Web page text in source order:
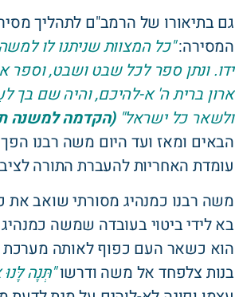
גם בתיאורו של הרמב"ם לתהליך
המסירה:"כל המצוות שניתנו לו
ידו. ונתן ספר לכל שבט ושבט,
ארון ברית ה' א-להיכם, והיה שם בך
ולשאר כל ישראל"(הקדמה למשנה
הבאים ומאז ועד היום משה רבנו
עומדת האחריות להעברת התורה
משה רבנו כמנהיג מסורתי שואב את
בא לידי ביטוי בעובדה שמשה
הוא כשאר העם כפוף לאותה מערכת
בנות צלפחד אל משה ודרשו"תְּנָה